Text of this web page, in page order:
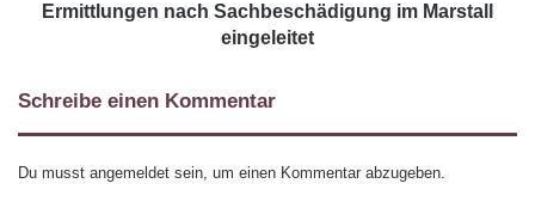
Ermittlungen nach Sachbeschädigung im Marstall
eingeleitet
Schreibe einen Kommentar
Du musst angemeldet sein, um einen Kommentar abzugeben.